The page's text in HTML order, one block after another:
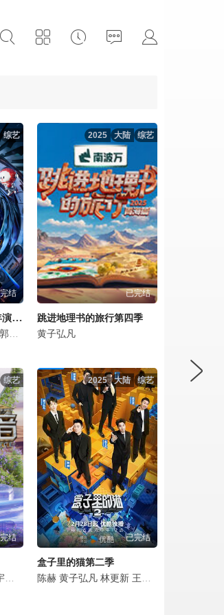
陈洁丽 上上 唐汉霄
综艺
结
更好2026江苏卫视跨年演唱会
郭冠廷 黄子弘凡
综艺
大陆
2025
已完结
跳进地理书的旅行第四季
黄子弘凡
千嬅 陈楚生 苏醒 单依纯 容祖儿
黄子弘凡 田嘉瑞 包上恩 沙一汀
综艺
结
谭维维 陶喆
综艺
大陆
2025
已完结
盒子里的猫第二季
陈赫 黄子弘凡 林更新 王迅